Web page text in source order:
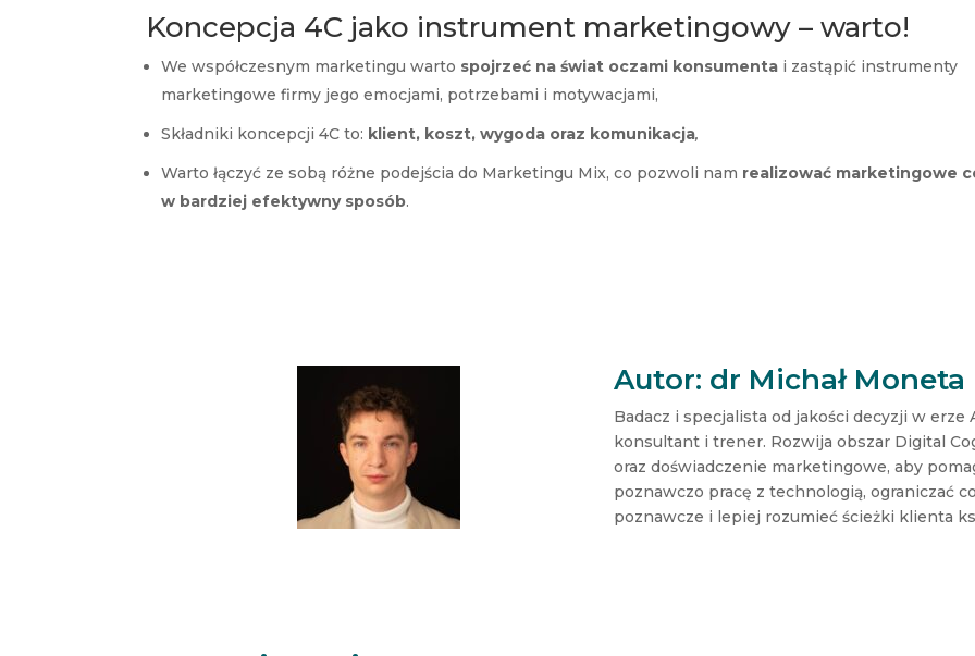
Koncepcja 4C jako instrument marketingowy – warto!
We współczesnym marketingu warto spojrzeć na świat oczami konsumenta i zastąpić instrumenty
marketingowe firmy jego emocjami, potrzebami i motywacjami,
Składniki koncepcji 4C to: klient, koszt, wygoda oraz komunikacja,
Warto łączyć ze sobą różne podejścia do Marketingu Mix, co pozwoli nam realizować marketingowe
w bardziej efektywny sposób.
Autor: dr Michał Moneta
Badacz i specjalista od jakości decyzji w erze
konsultant i trener. Rozwija obszar Digital
oraz doświadczenie marketingowe, aby
poznawczo pracę z technologią, ograniczać
poznawcze i lepiej rozumieć ścieżki klienta